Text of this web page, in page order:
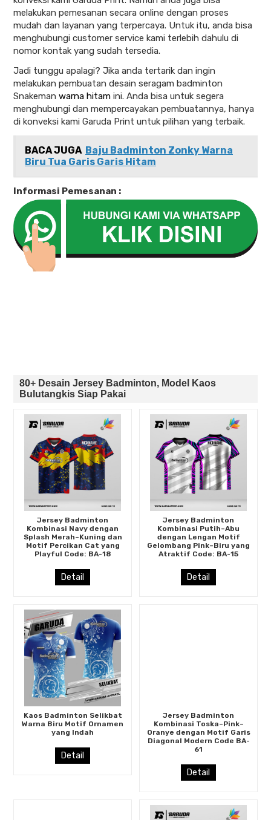
melakukan pemesanan secara online dengan proses
mudah dan layanan yang terpercaya. Untuk itu, anda bisa
menghubungi customer service kami terlebih dahulu di
nomor kontak yang sudah tersedia.
Jadi tunggu apalagi? Jika anda tertarik dan ingin
melakukan pembuatan desain seragam badminton
Snakeman warna hitam ini. Anda bisa untuk segera
menghubungi dan mempercayakan pembuatannya, hanya
di konveksi kami Garuda Print untuk pilihan yang terbaik.
BACA JUGA Baju Badminton Zonky Warna
Biru Tua Garis Garis Hitam
Informasi Pemesanan :
80+ Desain Jersey Badminton, Model Kaos
Bulutangkis Siap Pakai
Jersey Badminton
Kombinasi Navy dengan
Splash Merah–Kuning dan
Motif Percikan Cat yang
Playful Code: BA-18
Detail
Jersey Badminton
Kombinasi Putih–Abu
dengan Lengan Motif
Gelombang Pink–Biru yang
Atraktif Code: BA-15
Detail
Kaos Badminton Selikbat
Warna Biru Motif Ornamen
yang Indah
Detail
Jersey Badminton
Kombinasi Toska–Pink–
Oranye dengan Motif Garis
Diagonal Modern Code BA-
61
Detail